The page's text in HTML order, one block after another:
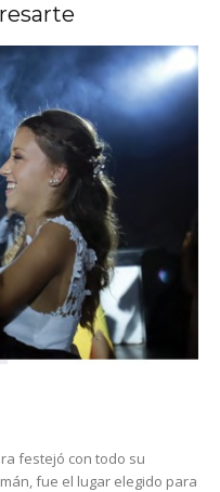
festejó con todo su
fue el lugar elegido para